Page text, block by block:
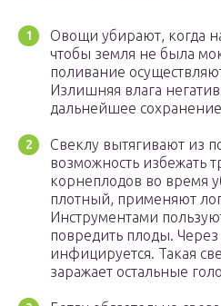
Овощи убирают, когда
чтобы земля не была
поливание
Излишняя влага
дальнейшее
Свеклу вытягивают из
возможность избежать
корнеплодов во время
плотный, применяют
Инструментами
повредить плоды.
инфицируется. Такая
заражает остальные